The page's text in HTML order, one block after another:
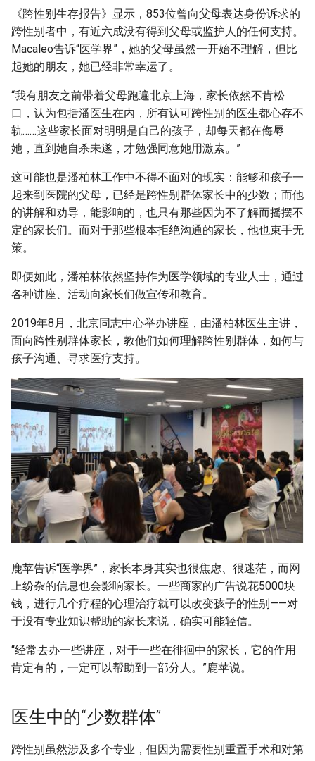
《跨性别生存报告》显示，853位曾向父母表达身份诉求的
跨性别者中，有近六成没有得到父母或监护人的任何支持。
Macaleo告诉“医学界”，她的父母虽然一开始不理解，但比
起她的朋友，她已经非常幸运了。
“我有朋友之前带着父母跑遍北京上海，家长依然不肯松
口，认为包括潘医生在内，所有认可跨性别的医生都心存不
轨……这些家长面对明明是自己的孩子，却每天都在侮辱
她，直到她自杀未遂，才勉强同意她用激素。”
这可能也是潘柏林工作中不得不面对的现实：能够和孩子一
起来到医院的父母，已经是跨性别群体家长中的少数；而他
的讲解和劝导，能影响的，也只有那些因为不了解而摇摆不
定的家长们。而对于那些根本拒绝沟通的家长，他也束手无
策。
即便如此，潘柏林依然坚持作为医学领域的专业人士，通过
各种讲座、活动向家长们做宣传和教育。
2019年8月，北京同志中心举办讲座，由潘柏林医生主讲，
面向跨性别群体家长，教他们如何理解跨性别群体，如何与
孩子沟通、寻求医疗支持。
鹿苹告诉“医学界”，家长本身其实也很焦虑、很迷茫，而网
上纷杂的信息也会影响家长。一些商家的广告说花5000块
钱，进行几个疗程的心理治疗就可以改变孩子的性别——对
于没有专业知识帮助的家长来说，确实可能轻信。
“经常去办一些讲座，对于一些在徘徊中的家长，它的作用
肯定有的，一定可以帮助到一部分人。”鹿苹说。
医生中的“少数群体”
跨性别虽然涉及多个专业，但因为需要性别重置手术和对第